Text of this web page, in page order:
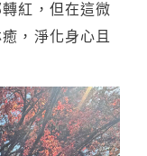
紅，但在這微
，淨化身心且